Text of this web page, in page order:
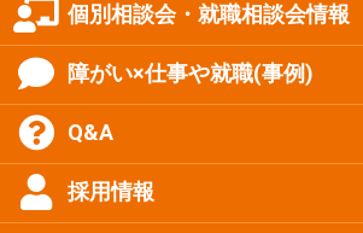
個別相談会・就職相談会情報
障がい×仕事や就職(事例)
Q&A
採用情報